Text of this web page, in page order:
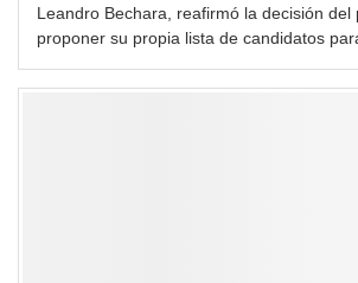
Leandro Bechara, reafirmó la decisión del
proponer su propia lista de candidatos